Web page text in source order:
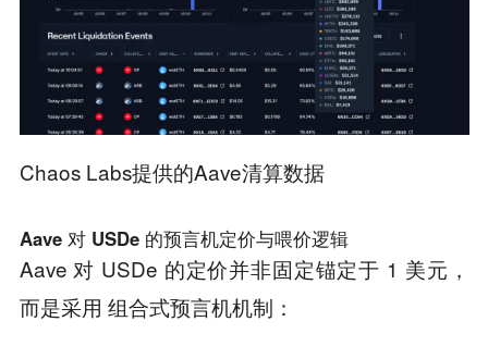
Chaos Labs提供的Aave清算数据
Aave 对 USDe 的预言机定价与喂价逻辑
Aave 对 USDe 的定价并非固定锚定于 1 美元，
而是采用 组合式预言机机制：